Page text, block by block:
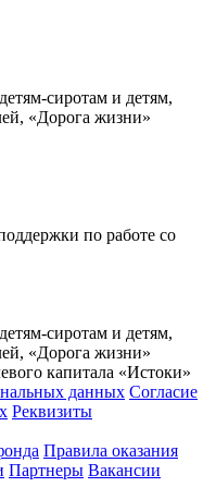
сиротам и детям,
«Дорога жизни»
по работе со
сиротам и детям,
«Дорога жизни»
капитала «Истоки»
данных Согласие
Реквизиты
Правила оказания
Партнеры Вакансии